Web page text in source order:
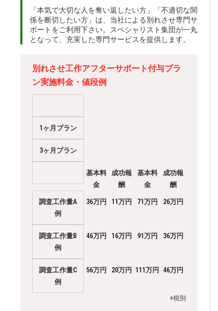
「本気で大切な人を奪い返したい方」「不適切な関
係を断切したい方」は、当社による別れさせ専門サ
ポートをご利用下さい。スペシャリスト集団が一丸
となって、充実した専門サービスを提供します。
別れさせ工作アフターサポート付与プラ
ン実施料金・値段例
1ヶ月プラン
3ヶ月プラン
基本料
金
成功報
酬
基本料
金
成功報
酬
調査工作量A
例
36万円 11万円 71万円 26万円
調査工作量B
例
46万円 16万円 91万円 36万円
調査工作量C
例
56万円 20万円 111万円 46万円
※税別